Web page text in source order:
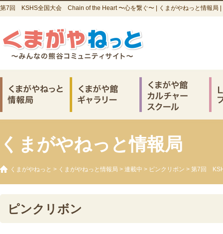
第7回 KSHS全国大会 Chain of the Heart 〜心を繋ぐ〜 | くまがやねっと情報局 |
くまがやねっと情報局
くまがやねっと > くまがやねっと情報局 > 連載中 > ピンクリボン > 第7回
ピンクリボン